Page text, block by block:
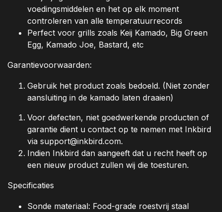
voedingsmiddelen en het op elk moment
controleren van alle temperatuurrecords
Perfect voor grills zoals Keij Kamado, Big Green
Egg, Kamado Joe, Bastard, etc
Garantievoorwaarden:
Gebruik het product zoals bedoeld. (Niet zonder
aansluiting in de kamado laten draaien)
Voor defecten, niet goedwerkende producten of
garantie dient u contact op te nemen met Inkbird
via support@inkbird.com.
Indien Inkbird dan aangeeft dat u recht heeft op
een nieuw product zullen wij die toesturen.
Specificaties
Sonde materiaal: Food-grade roestvrij staal